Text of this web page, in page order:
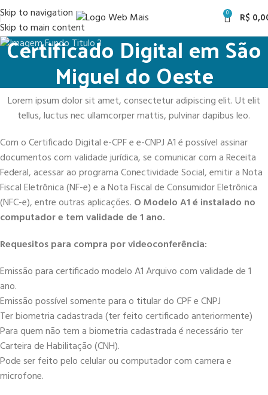
Skip to navigation
Skip to main content
0 R$
Certificado Digital em São
Miguel do Oeste
Lorem ipsum dolor sit amet, consectetur adipiscing elit. Ut elit
tellus, luctus nec ullamcorper mattis, pulvinar dapibus leo.
Com o Certificado Digital e-CPF e e-CNPJ A1 é possível assinar
documentos com validade jurídica, se comunicar com a Receita
Federal, acessar ao programa Conectividade Social, emitir a Nota
Fiscal Eletrônica (NF-e) e a Nota Fiscal de Consumidor Eletrônica
(NFC-e), entre outras aplicações. O Modelo A1 é instalado no
computador e tem validade de 1 ano.
Requesitos para compra por videoconferência:
Emissão para certificado modelo A1 Arquivo com validade de 1
ano.
Emissão possível somente para o titular do CPF e CNPJ
Ter biometria cadastrada (ter feito certificado anteriormente)
Para quem não tem a biometria cadastrada é necessário ter
Carteira de Habilitação (CNH).
Pode ser feito pelo celular ou computador com camera e
microfone.